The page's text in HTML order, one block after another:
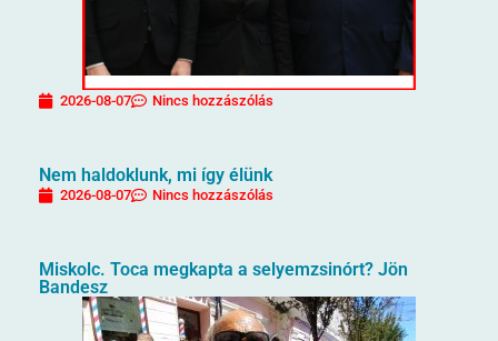
2026-08-07 Nincs hozzászólás
Nem haldoklunk, mi így élünk
2026-08-07 Nincs hozzászólás
Miskolc. Toca megkapta a selyemzsinórt? Jön
Bandesz